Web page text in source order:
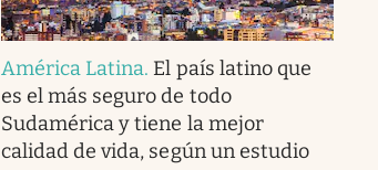
América Latina. El país latino que
es el más seguro de todo
Sudamérica y tiene la mejor
calidad de vida, según un estudio